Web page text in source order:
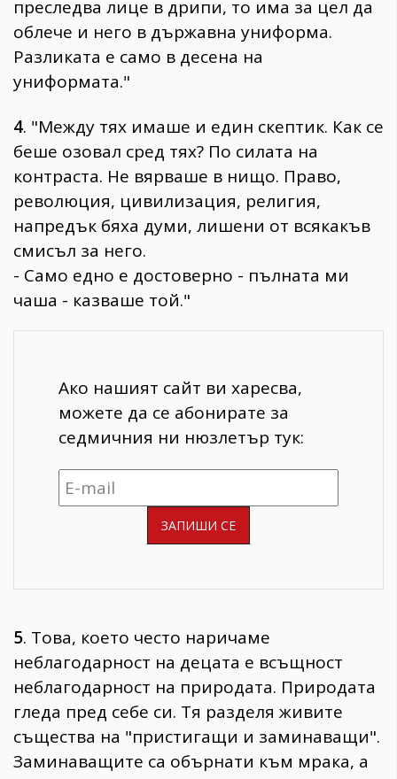
преследва лице в дрипи, то има за цел да
облече и него в държавна униформа.
Разликата е само в десена на
униформата."
4. "Между тях имаше и един скептик. Как се
беше озовал сред тях? По силата на
контраста. Не вярваше в нищо. Право,
революция, цивилизация, религия,
напредък бяха думи, лишени от всякакъв
смисъл за него.
- Само едно е достоверно - пълната ми
чаша - казваше той."
Ако нашият сайт ви харесва,
можете да се абонирате за
седмичния ни нюзлетър тук:
5. Това, което често наричаме
неблагодарност на децата е всъщност
неблагодарност на природата. Природата
гледа пред себе си. Тя разделя живите
същества на "пристигащи и заминаващи".
Заминаващите са обърнати към мрака, а